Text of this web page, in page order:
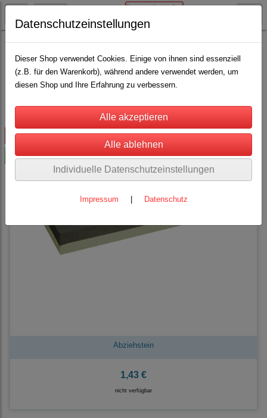
Stall, Hof und Scheune Sense und Zubehör(3)
Sortierung wählen
ausverkauft
-35%
Abziehstein
1,43 €
nicht verfügbar
Datenschutzeinstellungen
Dieser Shop verwendet Cookies. Einige von ihnen sind essenziell
(z.B. für den Warenkorb), während andere verwendet werden, um
diesen Shop und Ihre Erfahrung zu verbessern.
Individuelle Datenschutzeinstellungen
Impressum Datenschutz